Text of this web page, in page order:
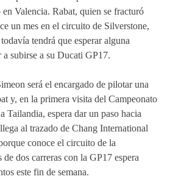
MOTOGP 2018
MOTO3 2018
Valencia. Rabat, quien se fracturó
un mes en el circuito de Silverstone,
tendrá que esperar alguna
a subirse a su Ducati GP17.
será el encargado de pilotar una
y, en la primera visita del Campeonato
Tailandia, espera dar un paso hacia
al trazado de Chang International
conoce el circuito de la
de dos carreras con la GP17 espera
este fin de semana.